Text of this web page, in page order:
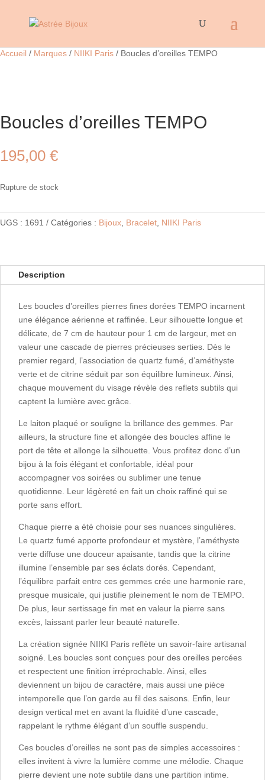
Accueil / Marques / NIIKI Paris / Boucles d’oreilles TEMPO
Boucles d’oreilles TEMPO
195,00 €
Rupture de stock
UGS : 1691 Catégories : Bijoux Bracelet NIIKI Paris
Description
Les boucles d’oreilles pierres fines dorées TEMPO incarnent
une élégance aérienne et raffinée. Leur silhouette longue et
délicate, de 7 cm de hauteur pour 1 cm de largeur, met en
valeur une cascade de pierres précieuses serties. Dès le
premier regard, l’association de quartz fumé, d’améthyste
verte et de citrine séduit par son équilibre lumineux. Ainsi,
chaque mouvement du visage révèle des reflets subtils qui
captent la lumière avec grâce.
Le laiton plaqué or souligne la brillance des gemmes. Par
ailleurs, la structure fine et allongée des boucles affine le
port de tête et allonge la silhouette. Vous profitez donc d’un
bijou à la fois élégant et confortable, idéal pour
accompagner vos soirées ou sublimer une tenue
quotidienne. Leur légèreté en fait un choix raffiné qui se
porte sans effort.
Chaque pierre a été choisie pour ses nuances singulières.
Le quartz fumé apporte profondeur et mystère, l’améthyste
verte diffuse une douceur apaisante, tandis que la citrine
illumine l’ensemble par ses éclats dorés. Cependant,
l’équilibre parfait entre ces gemmes crée une harmonie rare,
presque musicale, qui justifie pleinement le nom de TEMPO.
De plus, leur sertissage fin met en valeur la pierre sans
excès, laissant parler leur beauté naturelle.
La création signée NIIKI Paris reflète un savoir-faire artisanal
soigné. Les boucles sont conçues pour des oreilles percées
et respectent une finition irréprochable. Ainsi, elles
deviennent un bijou de caractère, mais aussi une pièce
intemporelle que l’on garde au fil des saisons. Enfin, leur
design vertical met en avant la fluidité d’une cascade,
rappelant le rythme élégant d’un souffle suspendu.
Ces boucles d’oreilles ne sont pas de simples accessoires :
elles invitent à vivre la lumière comme une mélodie. Chaque
pierre devient une note subtile dans une partition intime.